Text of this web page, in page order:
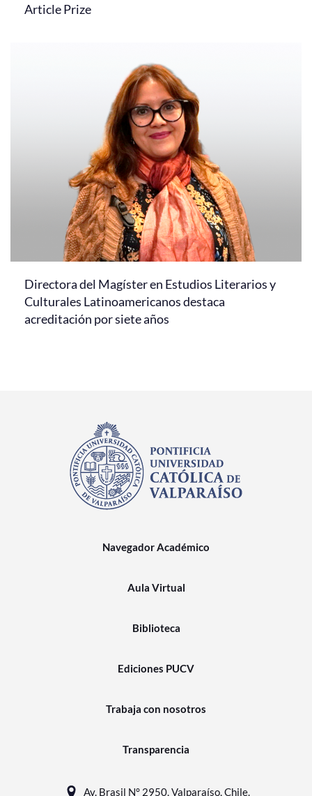
Article Prize
Directora del Magíster en Estudios Literarios y
Culturales Latinoamericanos destaca
acreditación por siete años
Navegador Académico
Aula Virtual
Biblioteca
Ediciones PUCV
Trabaja con nosotros
Transparencia
Av. Brasil N° 2950, Valparaíso, Chile.